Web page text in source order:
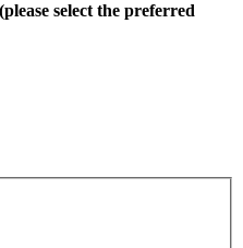
select the preferred